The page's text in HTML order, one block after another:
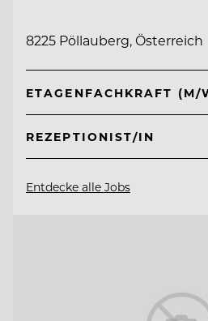
8225 Pöllauberg, Österreich
ETAGENFACHKRAFT (M/
REZEPTIONIST/IN
Entdecke alle Jobs